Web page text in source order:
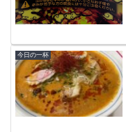
今日の一杯